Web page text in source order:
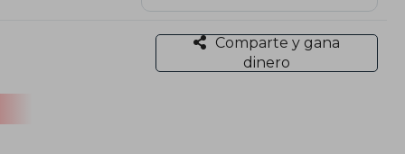
Comparte y gana
dinero